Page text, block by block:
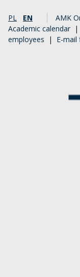
PL EN AMK
Academic calendar |
employees | E-mail